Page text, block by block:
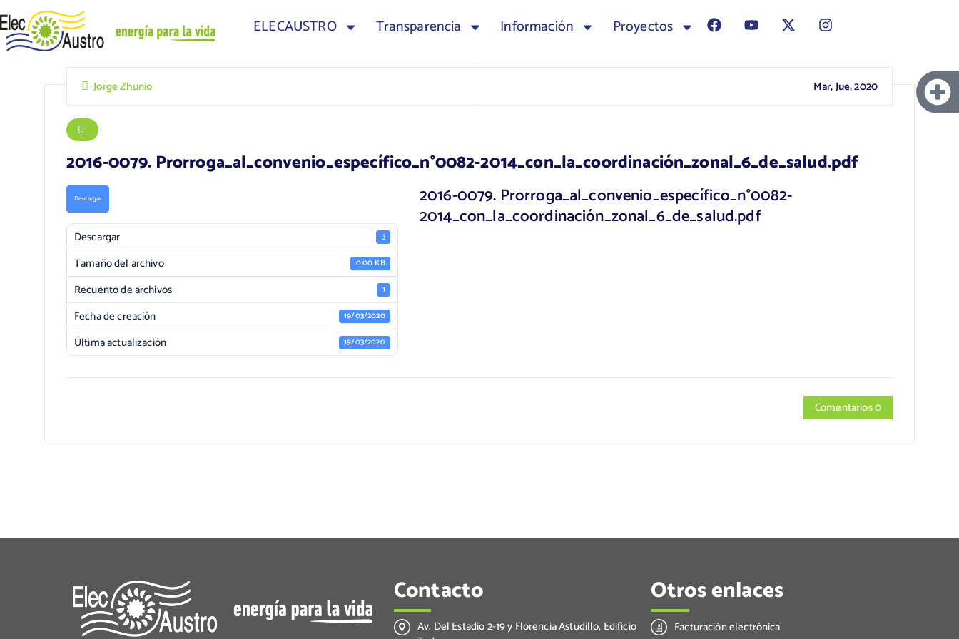
ELECAUSTRO Transparencia Información Proyectos
Jorge Zhunio Mar, Jue, 2020
2016-0079. Prorroga_al_convenio_específico_n°0082-2014_con_la_coordinación_zonal_6_de_salud.pdf
Descargar
Descargar 3
Tamaño del archivo 0.00 KB
Recuento de archivos 1
Fecha de creación 19/03/2020
Última actualización 19/03/2020
2016-0079. Prorroga_al_convenio_específico_n°0082-
2014_con_la_coordinación_zonal_6_de_salud.pdf
Comentarios 0
Contacto
Av. Del Estadio 2-19 y Florencia Astudillo, Edificio
Otros enlaces
Facturación electrónica